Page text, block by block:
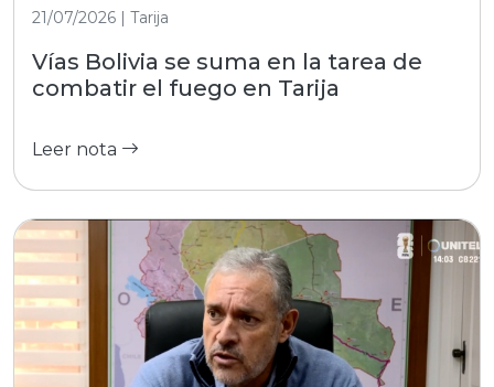
21/07/2026 | Tarija
Vías Bolivia se suma en la tarea de
combatir el fuego en Tarija
Leer nota